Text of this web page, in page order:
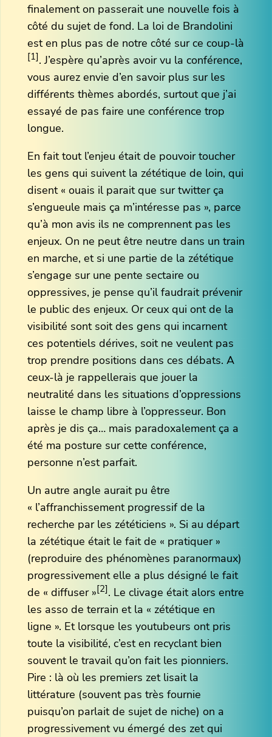
finalement on passerait une nouvelle fois à
côté du sujet de fond. La loi de Brandolini
est en plus pas de notre côté sur ce coup-là
[1]. J’espère qu’après avoir vu la conférence,
vous aurez envie d’en savoir plus sur les
différents thèmes abordés, surtout que j’ai
essayé de pas faire une conférence trop
longue.
En fait tout l’enjeu était de pouvoir toucher
les gens qui suivent la zététique de loin, qui
disent « ouais il parait que sur twitter ça
s’engueule mais ça m’intéresse pas », parce
qu’à mon avis ils ne comprennent pas les
enjeux. On ne peut être neutre dans un train
en marche, et si une partie de la zététique
s’engage sur une pente sectaire ou
oppressives, je pense qu’il faudrait prévenir
le public des enjeux. Or ceux qui ont de la
visibilité sont soit des gens qui incarnent
ces potentiels dérives, soit ne veulent pas
trop prendre positions dans ces débats. A
ceux-là je rappellerais que jouer la
neutralité dans les situations d’oppressions
laisse le champ libre à l’oppresseur. Bon
après je dis ça… mais paradoxalement ça a
été ma posture sur cette conférence,
personne n’est parfait.
Un autre angle aurait pu être
« l’affranchissement progressif de la
recherche par les zététiciens ». Si au départ
la zététique était le fait de « pratiquer »
(reproduire des phénomènes paranormaux)
progressivement elle a plus désigné le fait
de « diffuser »[2]. Le clivage était alors entre
les asso de terrain et la « zététique en
ligne ». Et lorsque les youtubeurs ont pris
toute la visibilité, c’est en recyclant bien
souvent le travail qu’on fait les pionniers.
Pire : là où les premiers zet lisait la
littérature (souvent pas très fournie
puisqu’on parlait de sujet de niche) on a
progressivement vu émergé des zet qui